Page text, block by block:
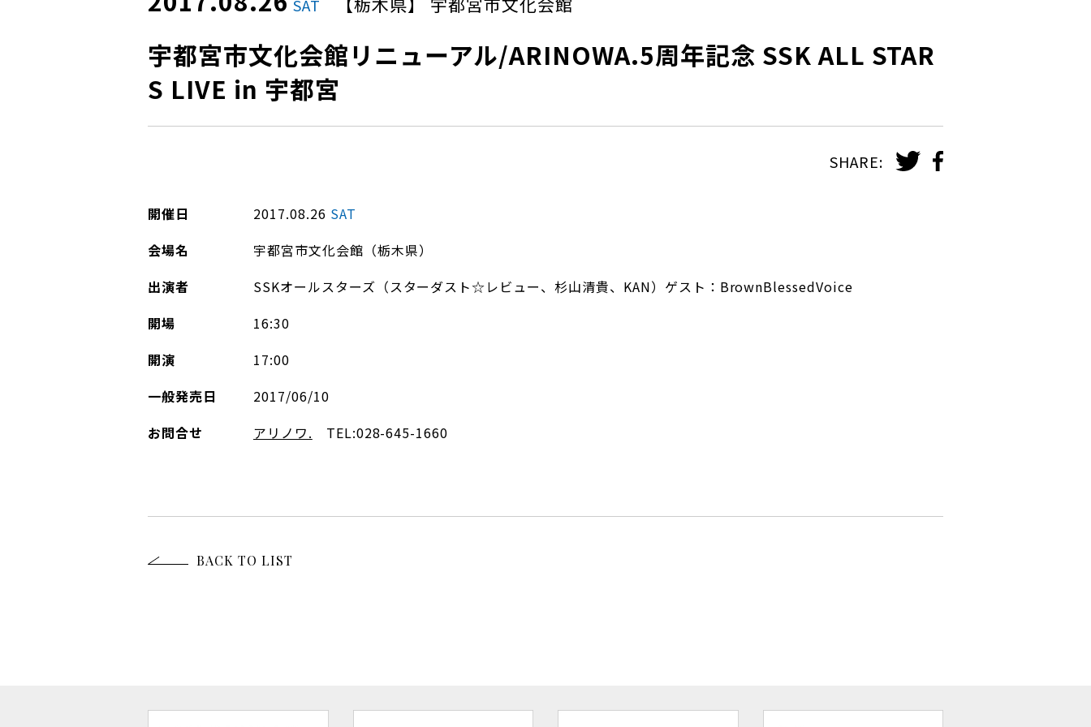
SAT
宇都宮市文化会館リニューアル/ARINOWA.5周年記念 SSK ALL STAR
S LIVE in 宇都宮
SHARE:
開催日 2017.08.26 SAT
会場名
宇都宮市文化会館（栃木県）
出演者
SSKオールスターズ（スターダスト☆レビュー、杉山清貴、KAN）ゲスト：BrownBlessedVoice
開場
16:30
開演
17:00
一般発売日
2017/06/10
お問合せ
アリノワ. TEL:028-645-1660
BACK TO LIST